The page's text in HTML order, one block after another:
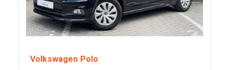
Volkswagen Polo